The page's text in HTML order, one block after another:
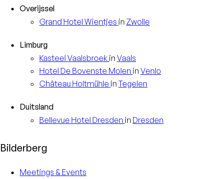
Overijssel
Grand Hotel Wientjes in Zwolle
Limburg
Kasteel Vaalsbroek in Vaals
Hotel De Bovenste Molen in Venlo
Château Holtmühle in Tegelen
Duitsland
Bellevue Hotel Dresden in Dresden
Bilderberg
Meetings & Events